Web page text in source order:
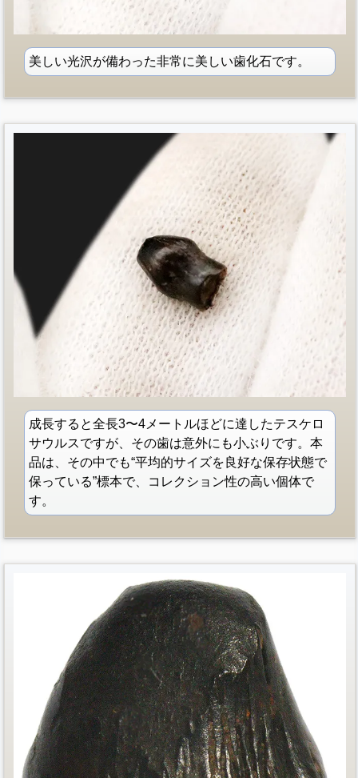
美しい光沢が備わった非常に美しい歯化石です。
成長すると全長3〜4メートルほどに達したテスケロ
サウルスですが、その歯は意外にも小ぶりです。本
品は、その中でも“平均的サイズを良好な保存状態で
保っている”標本で、コレクション性の高い個体で
す。